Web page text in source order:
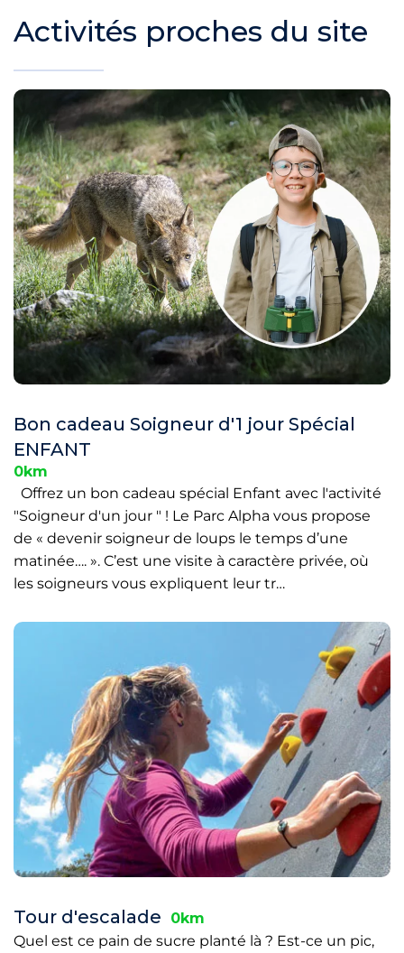
Activités proches du site
Bon cadeau Soigneur d'1 jour Spécial
ENFANT
0km
Offrez un bon cadeau spécial Enfant avec l'activité
"Soigneur d'un jour " ! Le Parc Alpha vous propose
de « devenir soigneur de loups le temps d’une
matinée…. ». C’est une visite à caractère privée, où
les soigneurs vous expliquent leur tr…
Tour d'escalade
0km
Quel est ce pain de sucre planté là ? Est-ce un pic,